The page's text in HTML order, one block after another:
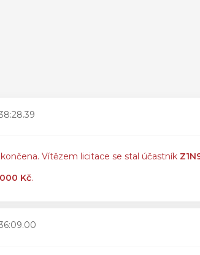
Vítězem licitace se stal účastník
Kč.